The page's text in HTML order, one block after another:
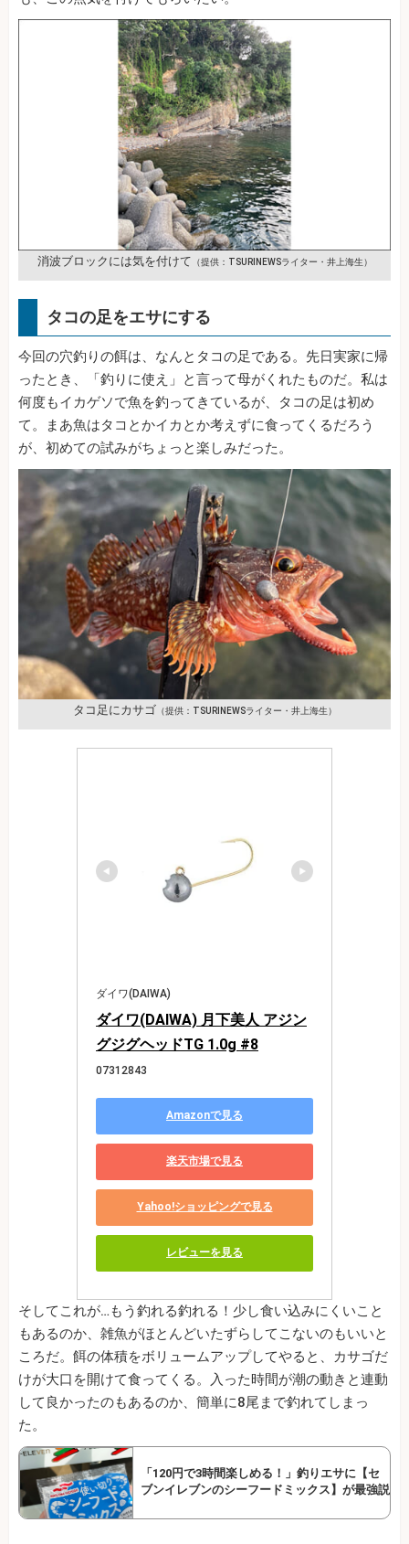
消波ブロックには気を付けて （提供：TSURINEWSライター・井上海生）
タコの足をエサにする
今回の穴釣りの餌は、なんとタコの足である。先日実家に帰
ったとき、「釣りに使え」と言って母がくれたものだ。私は
何度もイカゲソで魚を釣ってきているが、タコの足は初め
て。まあ魚はタコとかイカとか考えずに食ってくるだろう
が、初めての試みがちょっと楽しみだった。
タコ足にカサゴ （提供：TSURINEWSライター・井上海生）
ダイワ(DAIWA)
ダイワ(DAIWA) 月下美人 アジン
グジグヘッドTG 1.0g #8
07312843
Amazonで見る
楽天市場で見る
Yahoo!ショッピングで見る
レビューを見る
そしてこれが…もう釣れる釣れる！少し食い込みにくいこと
もあるのか、雑魚がほとんどいたずらしてこないのもいいと
ころだ。餌の体積をボリュームアップしてやると、カサゴだ
けが大口を開けて食ってくる。入った時間が潮の動きと連動
して良かったのもあるのか、簡単に8尾まで釣れてしまっ
た。
「120円で3時間楽しめる！」釣りエサに【セ
ブンイレブンのシーフードミックス】が最強説